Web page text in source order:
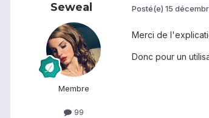
Seweal
Membre
99
Posté(e) 15
Merci de
Donc pour un